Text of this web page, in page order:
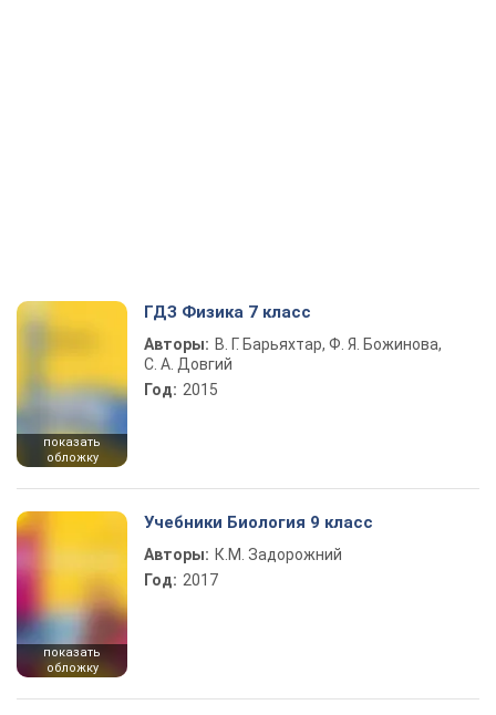
показать
обложку
ГДЗ Физика 7 класс
Авторы: В. Г. Барьяхтар, Ф. Я. Божинова,
С. А. Довгий
Год: 2015
показать
обложку
Учебники Биология 9 класс
Авторы: К.М. Задорожний
Год: 2017